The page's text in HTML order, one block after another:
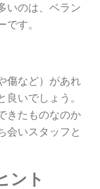
いのは、ベラン
す。
傷など）があれ
いでしょう。
きたものなのか
会いスタッフと
ント